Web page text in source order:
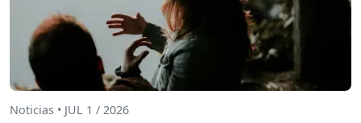
Noticias • JUL 1 / 2026